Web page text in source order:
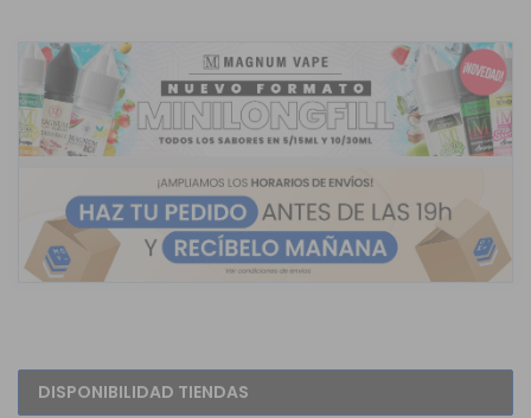
DISPONIBILIDAD TIENDAS